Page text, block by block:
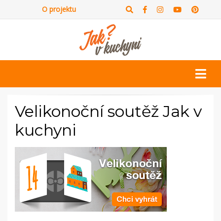
O projektu
Velikonoční soutěž Jak v
kuchyni